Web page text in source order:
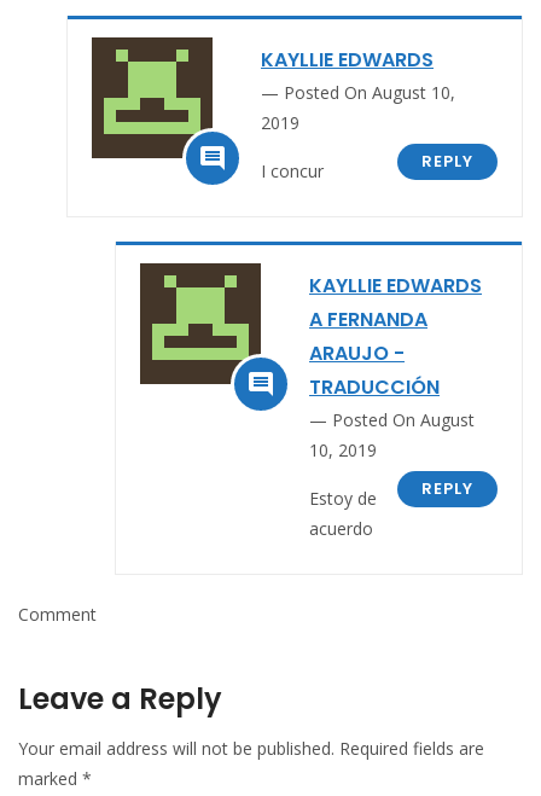

KAYLLIE EDWARDS
Posted On August 10,
2019
REPLY
I concur

KAYLLIE EDWARDS
A FERNANDA
ARAUJO -
TRADUCCIÓN
Posted On August
10, 2019
REPLY
Estoy de
acuerdo
Comment
Leave a Reply
Your email address will not be published. Required fields are
marked *